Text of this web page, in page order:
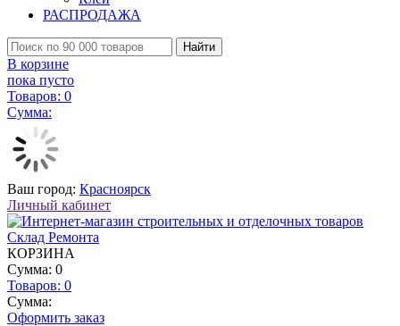
РАСПРОДАЖА
Найти
В корзине
пока пусто
Товаров: 0
Сумма:
Ваш город: Красноярск
Личный кабинет
КОРЗИНА
Сумма: 0
Товаров: 0
Сумма:
Оформить заказ